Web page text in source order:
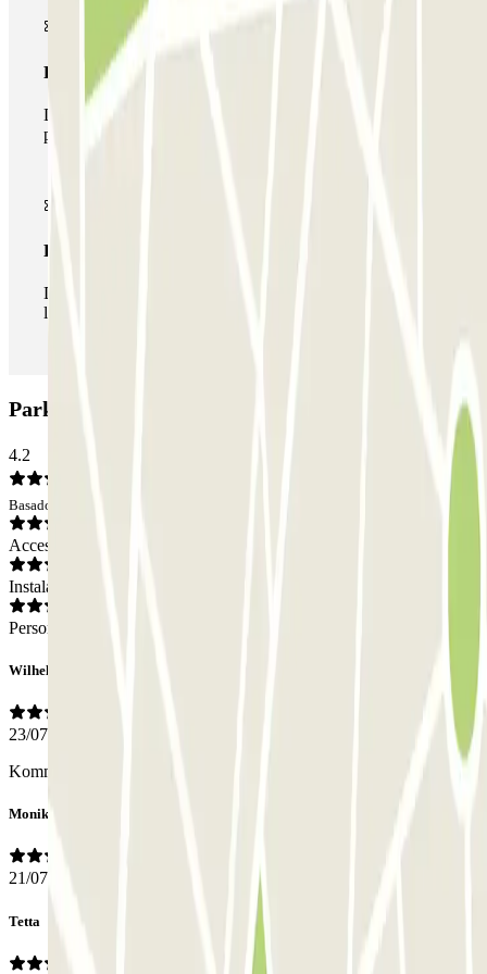
Pase multiparking
Durante tu estancia podrás hacer uso de toda la red de
parkings de este operador disponibles en Parclick.
Pase ilimitado
Durante tu estancia podrás entrar y salir del parking todas
las veces que quieras.
Parking Q-Park Frontenpark: Opiniones
4.2
Basado en 23 opiniones
Acceso
Instalaciones
Personal
Wilhelm
23/07/2026
Komme immer gerne zum Q-Park Frontensingel
Monika
21/07/2026
Tetta